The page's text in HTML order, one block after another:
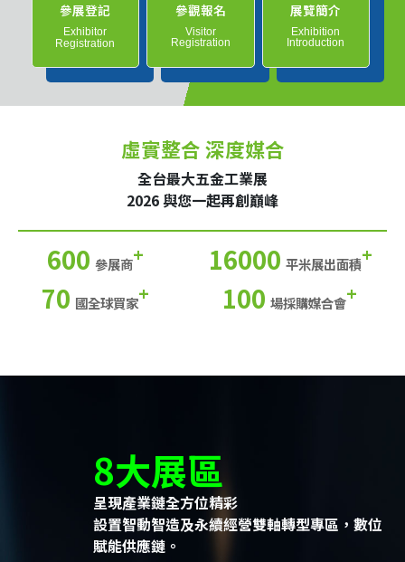
參展登記
Exhibitor
Registration
參觀報名
Visitor
Registration
展覽簡介
Exhibition
Introduction
虛實整合 深度媒合
全台最大五金工業展
2026 與您一起再創巔峰
600 參展商+ 16000 平米展出面積+
70 國全球買家+ 100 場採購媒合會+
8大展區
呈現產業鏈全方位精彩
設置智動智造及永續經營雙軸轉型專區，數位
賦能供應鏈。